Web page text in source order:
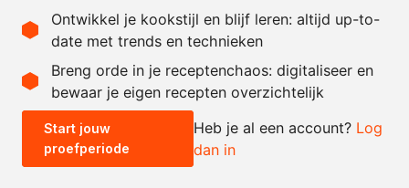
Recept omrekenen
- +
0.5x 1x 2x
Ontwikkel je kookstijl en blijf leren: altijd up-to-
date met trends en technieken
Breng orde in je receptenchaos: digitaliseer en
bewaar je eigen recepten overzichtelijk
Start jouw
proefperiode
Heb je al een account? Log
dan in